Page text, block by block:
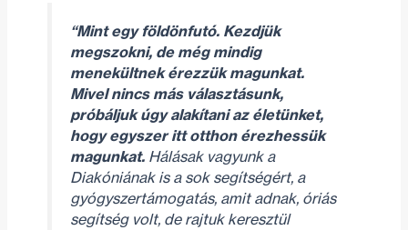
“Mint egy földönfutó. Kezdjük
megszokni, de még mindig
menekültnek érezzük magunkat.
Mivel nincs más választásunk,
próbáljuk úgy alakítani az életünket,
hogy egyszer itt otthon érezhessük
magunkat.Hálásak vagyunk a
Diakóniának is a sok segítségért, a
gyógyszertámogatás, amit adnak, óriás
segítség volt, de rajtuk keresztül